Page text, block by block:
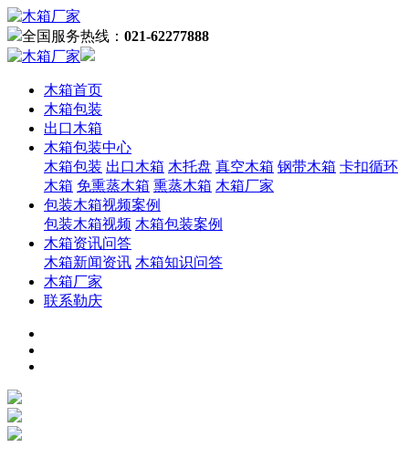
全国服务热线： 021-62277888
木箱首页
木箱包装
出口木箱
木箱包装中心
木箱包装 出口木箱 木托盘 真空木箱 钢带木箱 卡扣循环
木箱 免熏蒸木箱 熏蒸木箱 木箱厂家
包装木箱视频案例
包装木箱视频 木箱包装案例
木箱资讯问答
木箱新闻资讯 木箱知识问答
木箱厂家
联系勒庆